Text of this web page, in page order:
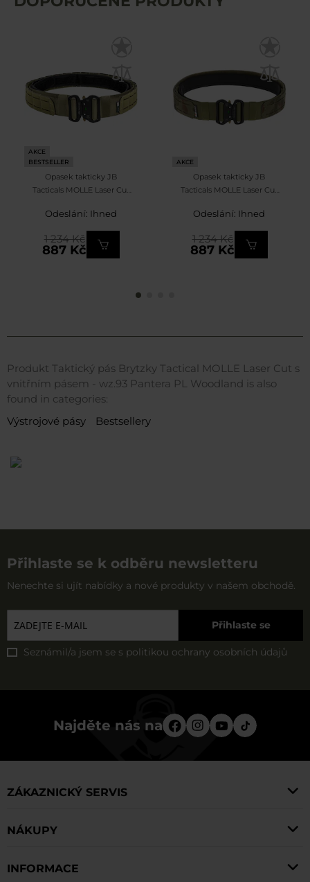
AKCE
BESTSELLER
Opasek takticky JB
Tacticals MOLLE Laser Cut
Odeslání: Ihned
887 Kč
1 234 Kč
AKCE
Opasek takticky JB
Tacticals MOLLE Laser Cut
Pantera PL Woodland
Odeslání: Ihned
887 Kč
1 234 Kč
Produkt Taktický pás Brytzky Tactical MOLLE Laser Cut s
vnitřním pásem - wz.93 Pantera PL Woodland is also
found in categories:
Výstrojové pásy
Bestsellery
Přihlaste se k odběru newsletteru
Nenechte si ujít nabídky a nové produkty v našem obchodě.
Přihlaste se
Seznámil/a jsem se s politikou ochrany osobních údajů
Najděte nás na
ZÁKAZNICKÝ SERVIS
NÁKUPY
INFORMACE